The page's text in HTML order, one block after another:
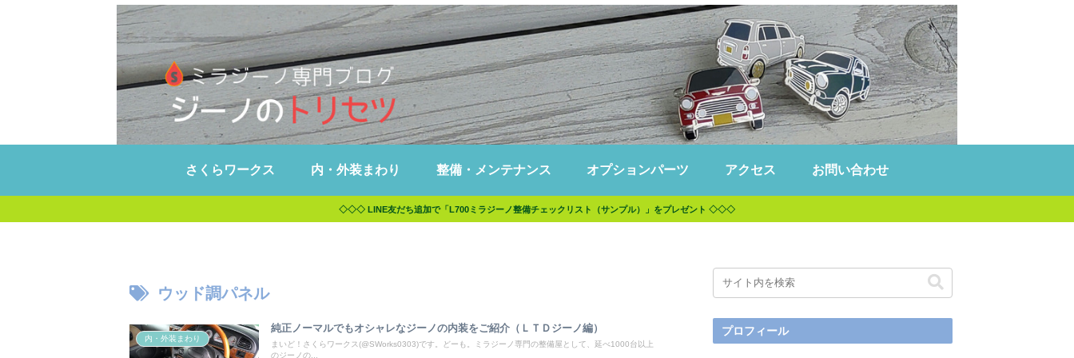
さくらワークス 内・外装まわり 整備・メンテナンス オプションパーツ アクセス お問い合わせ
◇◇◇ LINE友だち追加で「L700ミラジーノ整備チェックリスト（サンプル）」をプレゼント ◇◇◇
ウッド調パネル
内・外装まわり
純正ノーマルでもオシャレなジーノの内装をご紹介（ＬＴＤジーノ編）
まいど！さくらワークス(@SWorks0303)です。どーも。ミラジーノ専門の整備屋として、延べ1000台以上
のジーノの...
プロフィール